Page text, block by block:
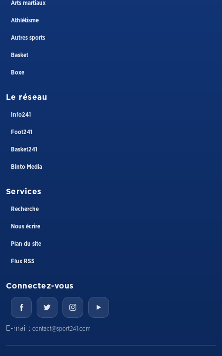
Arts martiaux
Athlétisme
Autres sports
Basket
Boxe
Le réseau
Info241
Foot241
Basket241
Binto Media
Services
Recherche
Nous écrire
Plan du site
Flux RSS
Connectez-vous
E-mail : contact@sport241.com